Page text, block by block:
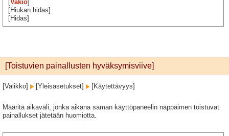
[Vakio]
[Hiukan hidas]
[Hidas]
[Toistuvien painallusten hyväksymisviive]
[Valikko] [Yleisasetukset] [Käytettävyys]
Määritä aikaväli, jonka aikana saman käyttöpaneelin näppäimen toistuvat
painallukset jätetään huomiotta.